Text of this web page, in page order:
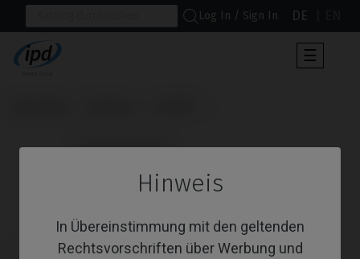
Hinweis
In Übereinstimmung mit den geltenden
Rechtsvorschriften über Werbung und
Log In / Sign In DE
der
☰
                      Premilled Blank